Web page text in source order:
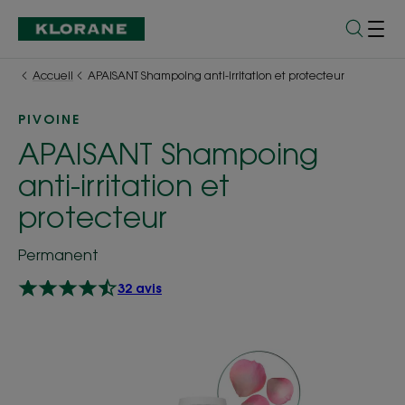
Accueil APAISANT Shampoing anti-irritation et protecteur
PIVOINE
APAISANT Shampoing
anti-irritation et
protecteur
Permanent
32 avis